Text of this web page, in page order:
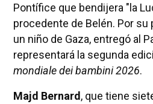
Pontífice que bendijera "la
procedente de Belén. Por su
un niño de Gaza, entregó al
representará la segunda
mondiale dei bambini 2026.
Majd Bernard, que tiene